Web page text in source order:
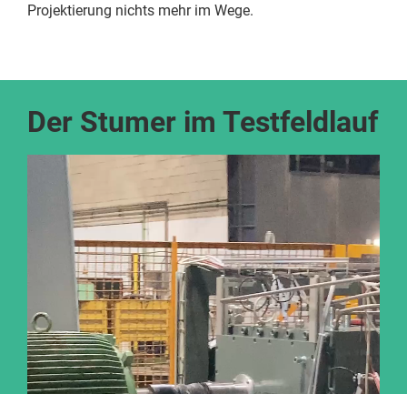
Projektierung nichts mehr im Wege.
Der Stumer im Testfeldlauf